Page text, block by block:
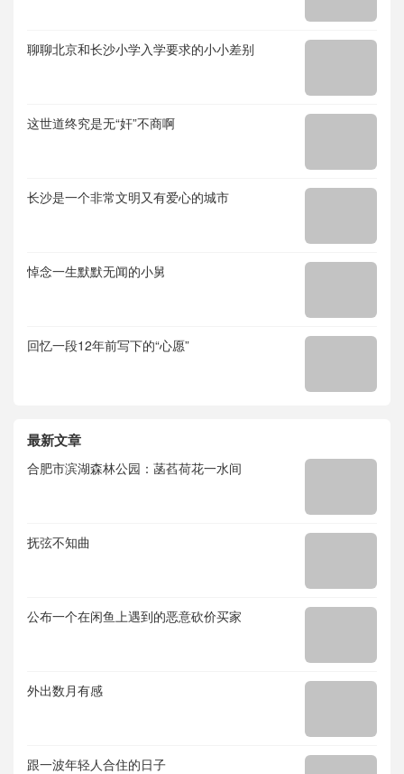
聊聊北京和长沙小学入学要求的小小差别
这世道终究是无“奸”不商啊
长沙是一个非常文明又有爱心的城市
悼念一生默默无闻的小舅
回忆一段12年前写下的“心愿”
最新文章
合肥市滨湖森林公园：菡萏荷花一水间
抚弦不知曲
公布一个在闲鱼上遇到的恶意砍价买家
外出数月有感
跟一波年轻人合住的日子